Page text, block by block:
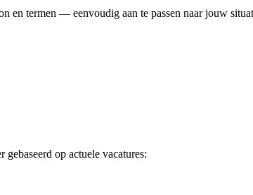
en termen — eenvoudig aan te passen naar jouw
op actuele vacatures: